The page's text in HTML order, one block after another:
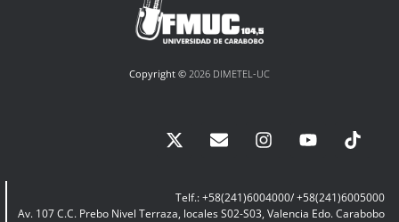
Copyright © 2026 DIMETEL-UC
Telf.: +58(241)6004000/ +58(241)6005000
Av. 107 C.C. Prebo Nivel Terraza, locales S02-S03, Valencia Edo. Carabobo